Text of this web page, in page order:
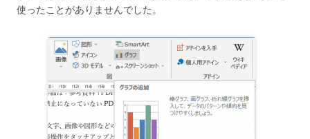
使ったことがありませんでした。